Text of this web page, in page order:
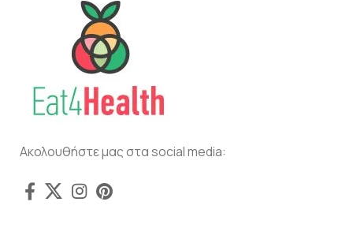
Ακολουθήστε μας στα social media: